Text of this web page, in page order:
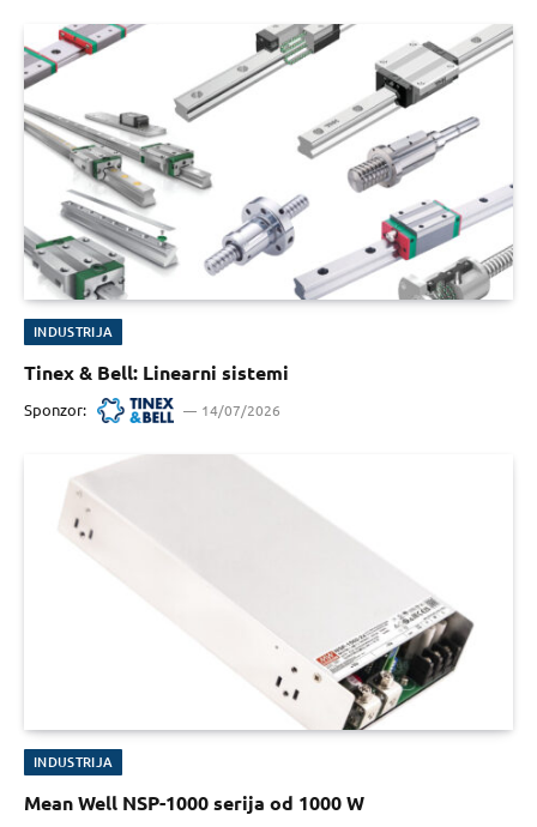
INDUSTRIJA
Tinex & Bell: Linearni sistemi
Sponzor: 14/07/2026
INDUSTRIJA
Mean Well NSP-1000 serija od 1000 W